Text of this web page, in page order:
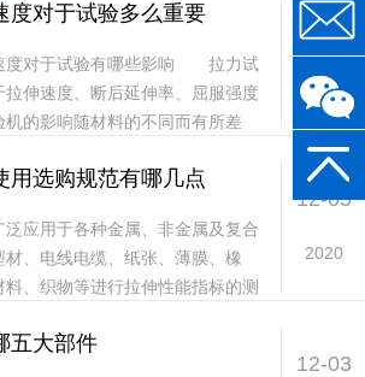
12-05
2020
度对于试验多么重要
对于试验有哪些影响 拉力试
伸速度、断后延伸率、屈服强度
机的影响随材料的不同而有所差
12-05
2020
用选购规范有哪几点
应用于各种金属、非金属及复合
、电线电缆、纸张、薄膜、橡
、织物等进行拉伸性能指标的测
12-03
五大部件